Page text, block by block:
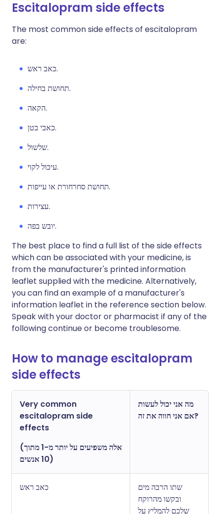
Escitalopram side effects
The most common side effects of escitalopram
are:
כאב ראש.
תחושת בחילה.
הקאה.
כאבי בטן.
שלשול.
עיכול לקוי.
תחושת סחרחורת או עייפות.
עצירות.
יובש בפה.
The best place to find a full list of the side effects
which can be associated with your medicine, is
from the manufacturer's printed information
leaflet supplied with the medicine. Alternatively,
you can find an example of a manufacturer's
information leaflet in the reference section below.
Speak with your doctor or pharmacist if any of the
following continue or become troublesome.
How to manage escitalopram
side effects
Very common
escitalopram side
effects
(אלה משפיעים על יותר מ-1 מתוך
10 אנשים)
מה אני יכול לעשות
אם אני חווה את זה?
כאב ראש
שתו הרבה מים
ובקשו מהרוקח
שלכם להמליץ על